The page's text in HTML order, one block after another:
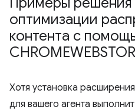
оптимизации
контента с
Хотя установка
для вашего агента